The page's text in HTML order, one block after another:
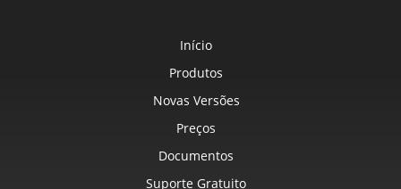
Início
Produtos
Novas Versões
Preços
Documentos
Suporte Gratuito